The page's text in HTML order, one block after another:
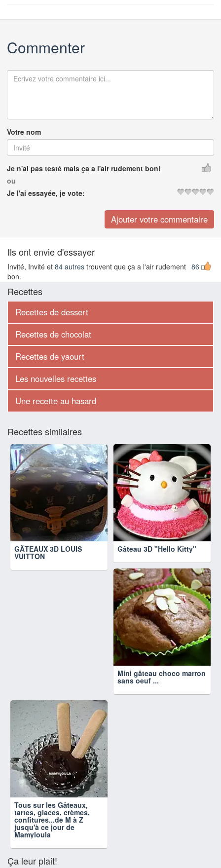
Commenter
Votre nom
Je n'ai pas testé mais ça a l'air rudement bon!
ou
Je l'ai essayée, je vote:
Ils ont envie d'essayer
86
Invité, Invité et 84 autres trouvent que ça a l'air rudement
bon.
Recettes
Recettes de dessert
Recettes de chocolat
Recettes de yaourt
Les nouvelles recettes
Une recette au hasard
Recettes similaires
GÂTEAUX 3D LOUIS
VUITTON
Gâteau 3D "Hello Kitty"
Mini gâteau choco marron
sans oeuf ...
Tous sur les Gâteaux,
tartes, glaces, crèmes,
confitures...de M à Z
jusqu'à ce jour de
Mamyloula
Ça leur plait!